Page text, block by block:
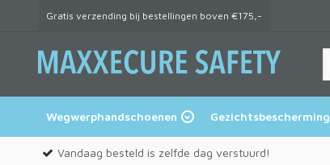
Gratis verzending bij bestellingen boven €175,-
Wegwerphandschoenen Gezichtsbescherming
Vandaag besteld is zelfde dag verstuurd!